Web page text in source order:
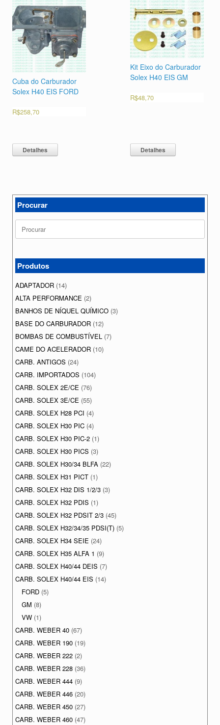
Cuba do Carburador
Solex H40 EIS FORD
R$258,70
Detalhes
Kit Eixo do Carburador
Solex H40 EIS GM
R$48,70
Detalhes
Procurar
for:
Produtos
ADAPTADOR (14)
ALTA PERFORMANCE (2)
BANHOS DE NÍQUEL QUÍMICO (3)
BASE DO CARBURADOR (12)
BOMBAS DE COMBUSTÍVEL (7)
CAME DO ACELERADOR (10)
CARB. ANTIGOS (24)
CARB. IMPORTADOS (104)
CARB. SOLEX 2E/CE (76)
CARB. SOLEX 3E/CE (55)
CARB. SOLEX H28 PCI (4)
CARB. SOLEX H30 PIC (4)
CARB. SOLEX H30 PIC-2 (1)
CARB. SOLEX H30 PICS (3)
CARB. SOLEX H30/34 BLFA (22)
CARB. SOLEX H31 PICT (1)
CARB. SOLEX H32 DIS 1/2/3 (3)
CARB. SOLEX H32 PDIS (1)
CARB. SOLEX H32 PDSIT 2/3 (45)
CARB. SOLEX H32/34/35 PDSI(T) (5)
CARB. SOLEX H34 SEIE (24)
CARB. SOLEX H35 ALFA 1 (9)
CARB. SOLEX H40/44 DEIS (7)
CARB. SOLEX H40/44 EIS (14)
FORD (5)
GM (8)
VW (1)
CARB. WEBER 40 (67)
CARB. WEBER 190 (19)
CARB. WEBER 222 (2)
CARB. WEBER 228 (36)
CARB. WEBER 444 (9)
CARB. WEBER 446 (20)
CARB. WEBER 450 (27)
CARB. WEBER 460 (47)